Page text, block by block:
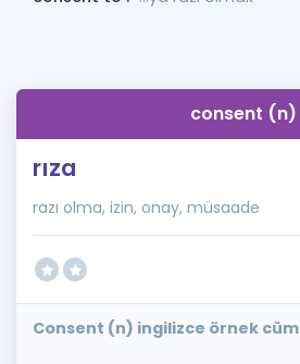
consent (n)
rıza
razı olma, izin, onay, müsaade
Consent (n) ingilizce örnek